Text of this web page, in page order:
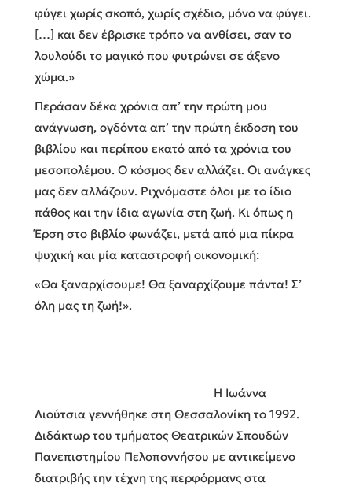
φύγει χωρίς σκοπό, χωρίς σχέδιο, μόνο να φύγει.
[…] και δεν έβρισκε τρόπο να ανθίσει, σαν το
λουλούδι το μαγικό που φυτρώνει σε άξενο
χώμα.»
Περάσαν δέκα χρόνια απ’ την πρώτη μου
ανάγνωση, ογδόντα απ’ την πρώτη έκδοση του
βιβλίου και περίπου εκατό από τα χρόνια του
μεσοπολέμου. Ο κόσμος δεν αλλάζει. Οι ανάγκες
μας δεν αλλάζουν. Ριχνόμαστε όλοι με το ίδιο
πάθος και την ίδια αγωνία στη ζωή. Κι όπως η
Έρση στο βιβλίο φωνάζει, μετά από μια πίκρα
ψυχική και μία καταστροφή οικονομική:
«Θα ξαναρχίσουμε! Θα ξαναρχίζουμε πάντα! Σ’
όλη μας τη ζωή!».
Η Ιωάννα
Λιούτσια γεννήθηκε στη Θεσσαλονίκη το 1992.
Διδάκτωρ του τμήματος Θεατρικών Σπουδών
Πανεπιστημίου Πελοποννήσου με αντικείμενο
διατριβής την τέχνη της περφόρμανς στα